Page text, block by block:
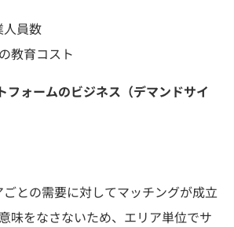
員数
教育コスト
フォームのビジネス（デマンドサイ
との需要に対してマッチングが成立
味をなさないため、エリア単位でサ